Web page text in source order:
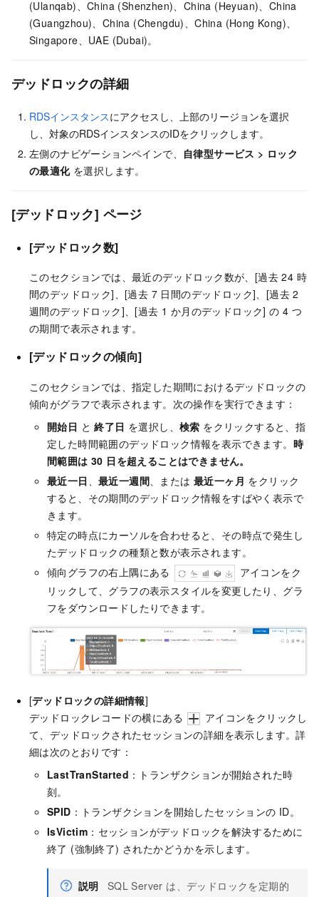
(Ulanqab)、China (Shenzhen)、China (Heyuan)、China
(Guangzhou)、China (Chengdu)、China (Hong Kong)、
Singapore、UAE (Dubai)。
デッドロックの詳細
RDSインスタンスにアクセスし、上部のリージョンを選択
し、対象のRDSインスタンスのIDをクリックします。
左側のナビゲーションペインで、 自律型サービス > ロック
の最適化を選択します。
[デッドロック] ページ
[デッドロック数]
このセクションでは、最近のデッドロック数が、[過去 24 時
間のデッドロック]、[過去 7 日間のデッドロック]、[過去 2
週間のデッドロック]、[過去 1 か月のデッドロック] の 4 つ
の期間で表示されます。
[デッドロックの傾向]
このセクションでは、指定した期間におけるデッドロックの
傾向がグラフで表示されます。次の操作を実行できます：
開始日 と終了日 を選択し、検索 をクリックすると、指
定した時間範囲のデッドロック情報を表示できます。 時
間範囲は 30 日を超えることはできません。
最近一日
、最近一週間 、または最近一ヶ月 をクリック
すると、その期間のデッドロック情報をすばやく表示で
きます。
特定の時点にカーソルを合わせると、その時点で発生し
たデッドロックの種類と数が表示されます。
傾向グラフの右上隅にある
アイコンをク
リックして、グラフの表示スタイルを変更したり、グラ
フをダウンロードしたりできます。
[デッドロックの詳細情報]
デッドロックレコードの横にある
アイコンをクリックし
て、デッドロックされたセッションの詳細を表示します。詳
細は次のとおりです：
LastTranStarted ：トランザクションが開始された時
刻。
SPID ：トランザクションを開始したセッションの ID。
IsVictim ：セッションがデッドロックを解決するために
終了 (強制終了) されたかどうかを示します。
説明
SQL Server は、デッドロックを定期的